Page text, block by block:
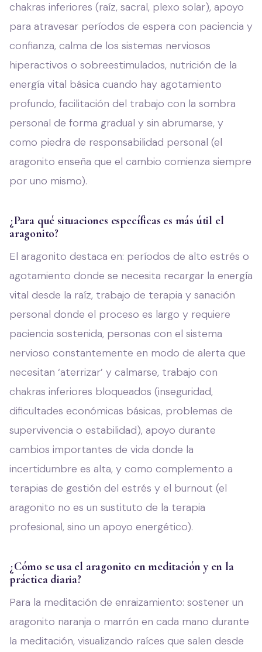
chakras inferiores (raíz, sacral, plexo solar), apoyo
para atravesar períodos de espera con paciencia y
confianza, calma de los sistemas nerviosos
hiperactivos o sobreestimulados, nutrición de la
energía vital básica cuando hay agotamiento
profundo, facilitación del trabajo con la sombra
personal de forma gradual y sin abrumarse, y
como piedra de responsabilidad personal (el
aragonito enseña que el cambio comienza siempre
por uno mismo).
¿Para qué situaciones específicas es más útil el
aragonito?
El aragonito destaca en: períodos de alto estrés o
agotamiento donde se necesita recargar la energía
vital desde la raíz, trabajo de terapia y sanación
personal donde el proceso es largo y requiere
paciencia sostenida, personas con el sistema
nervioso constantemente en modo de alerta que
necesitan ‘aterrizar’ y calmarse, trabajo con
chakras inferiores bloqueados (inseguridad,
dificultades económicas básicas, problemas de
supervivencia o estabilidad), apoyo durante
cambios importantes de vida donde la
incertidumbre es alta, y como complemento a
terapias de gestión del estrés y el burnout (el
aragonito no es un sustituto de la terapia
profesional, sino un apoyo energético).
¿Cómo se usa el aragonito en meditación y en la
práctica diaria?
Para la meditación de enraizamiento: sostener un
aragonito naranja o marrón en cada mano durante
la meditación, visualizando raíces que salen desde